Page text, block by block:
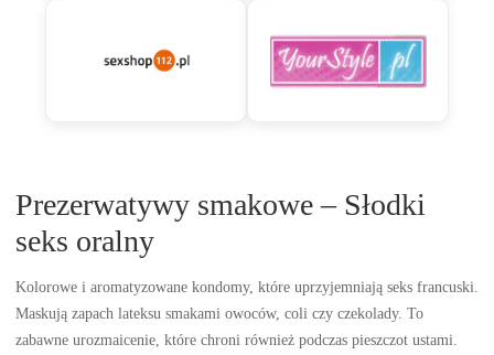
Prezerwatywy smakowe – Słodki
seks oralny
Kolorowe i aromatyzowane kondomy, które uprzyjemniają seks francuski.
Maskują zapach lateksu smakami owoców, coli czy czekolady. To
zabawne urozmaicenie, które chroni również podczas pieszczot ustami.